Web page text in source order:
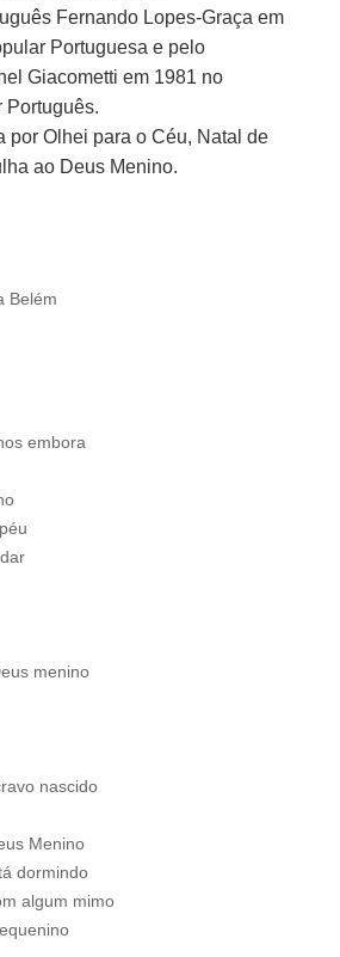
Fernando Lopes-Graça em
Portuguesa e pelo
Giacometti em 1981 no
Português.
por Olhei para o Céu, Natal de
ao Deus Menino.
Belém
embora
menino
nascido
Menino
dormindo
algum mimo